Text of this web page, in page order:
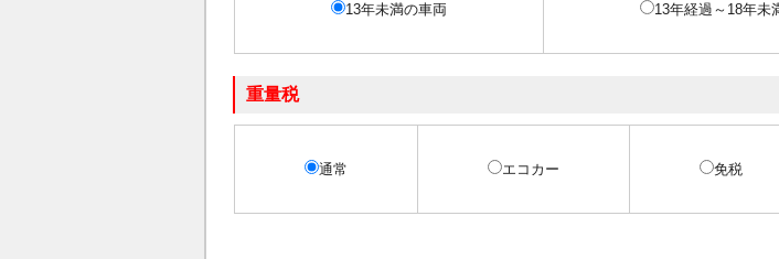
13年未満の車両 13年経過～18年未
重量税
通常 エコカー 免税